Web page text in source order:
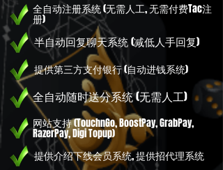
全自动注册系统 (无需人工, 无需付费Tac注
册)
半自动回复聊天系统 (减低人手回复)
​提供第三方支付银行 (自动进钱系统)
全自动随时送分系统 (无需人工)
​网站支持 (TouchnGo, BoostPay, GrabPay,
RazerPay, Digi Topup)
提供介绍下线会员系统, 提供招代理系统